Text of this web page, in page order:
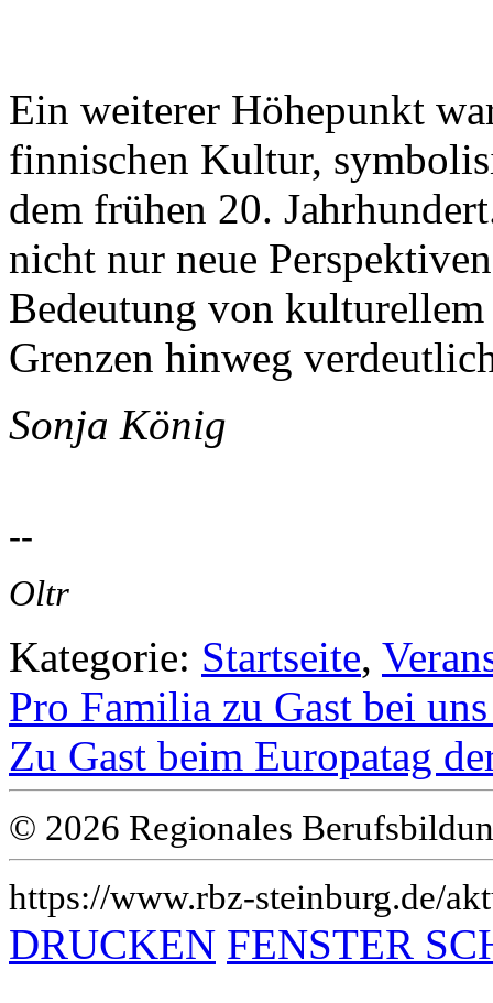
Ein weiterer Höhepunkt
finnischen Kultur,
dem frühen 20.
nicht nur neue
Bedeutung von
Grenzen hinweg
Sonja König
--
Oltr
Kategorie: Startseite,
Pro Familia zu Gast bei
Zu Gast beim Europatag
© 2026 Regionales
https://www.rbz-steinburg.de/
DRUCKEN FENSTER